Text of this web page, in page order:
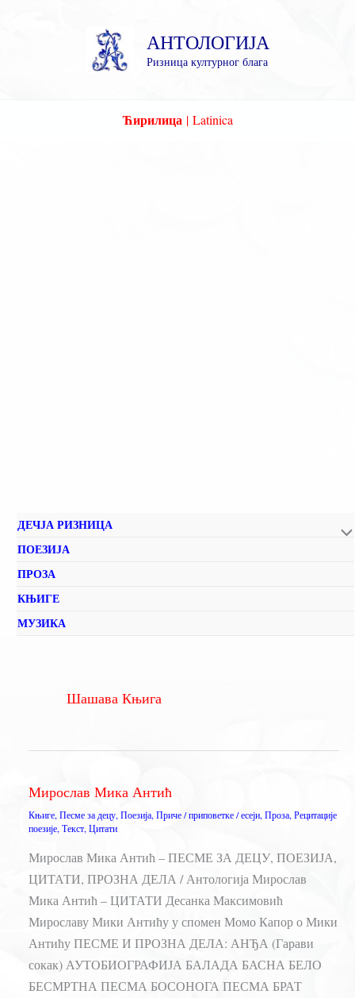
АНТОЛОГИЈА
Ризница културног блага
Ћирилица | Latinica
ДЕЧЈА РИЗНИЦА
ПОЕЗИЈА
ПРОЗА
КЊИГЕ
МУЗИКА
Шашава Књига
Мирослав Мика Антић
Књиге, Песме за децу, Поезија, Приче / приповетке / есеји, Проза, Рецитације
поезије, Текст, Цитати
Мирослав Мика Антић – ПЕСМЕ ЗА ДЕЦУ, ПОЕЗИЈА,
ЦИТАТИ, ПРОЗНА ДЕЛА / Антологија Мирослав
Мика Антић – ЦИТАТИ Десанка Максимовић
Мирославу Мики Антићу у спомен Момо Капор о Мики
Антићу ПЕСМЕ И ПРОЗНА ДЕЛА: АНЂА (Гарави
сокак) АУТОБИОГРАФИЈА БАЛАДА БАСНА БЕЛО
БЕСМРТНА ПЕСМА БОСОНОГА ПЕСМА БРАТ